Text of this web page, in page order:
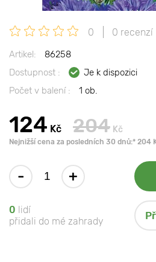
0 0 recenzí
Artikel:
86258
Dostupnost :
Je k dispozici
Počet v balení :
1 ob.
124 Kč 204 Kč
Nejnižší cena za posledních 30 dnů:* 204
- +
0 lidí
přidali do mé zahrady